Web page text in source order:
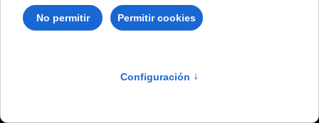
Resolución por la que se
relación definitiva